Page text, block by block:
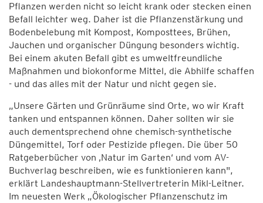
Pflanzen werden nicht so leicht krank oder stecken einen
Befall leichter weg. Daher ist die Pflanzenstärkung und
Bodenbelebung mit Kompost, Komposttees, Brühen,
Jauchen und organischer Düngung besonders wichtig.
Bei einem akuten Befall gibt es umweltfreundliche
Maßnahmen und biokonforme Mittel, die Abhilfe schaffen
- und das alles mit der Natur und nicht gegen sie.
„Unsere Gärten und Grünräume sind Orte, wo wir Kraft
tanken und entspannen können. Daher sollten wir sie
auch dementsprechend ohne chemisch-synthetische
Düngemittel, Torf oder Pestizide pflegen. Die über 50
Ratgeberbücher von ‚Natur im Garten‘ und vom AV-
Buchverlag beschreiben, wie es funktionieren kann",
erklärt Landeshauptmann-Stellvertreterin Mikl-Leitner.
Im neuesten Werk „Ökologischer Pflanzenschutz im